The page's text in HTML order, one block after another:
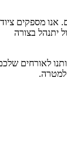
מספקים ציוד
בצורה
לאורחים שלכם